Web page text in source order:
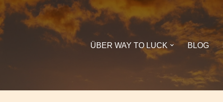
ÜBER WAY TO LUCK BLOG